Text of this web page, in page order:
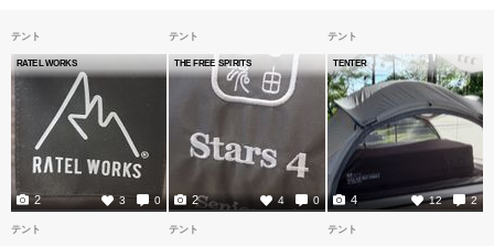
テント
RATEL WORKS
3 0
2
テント
THE FREE SPIRITS
4 0
2
テント
TENTER
12 2
4
テント テント テント